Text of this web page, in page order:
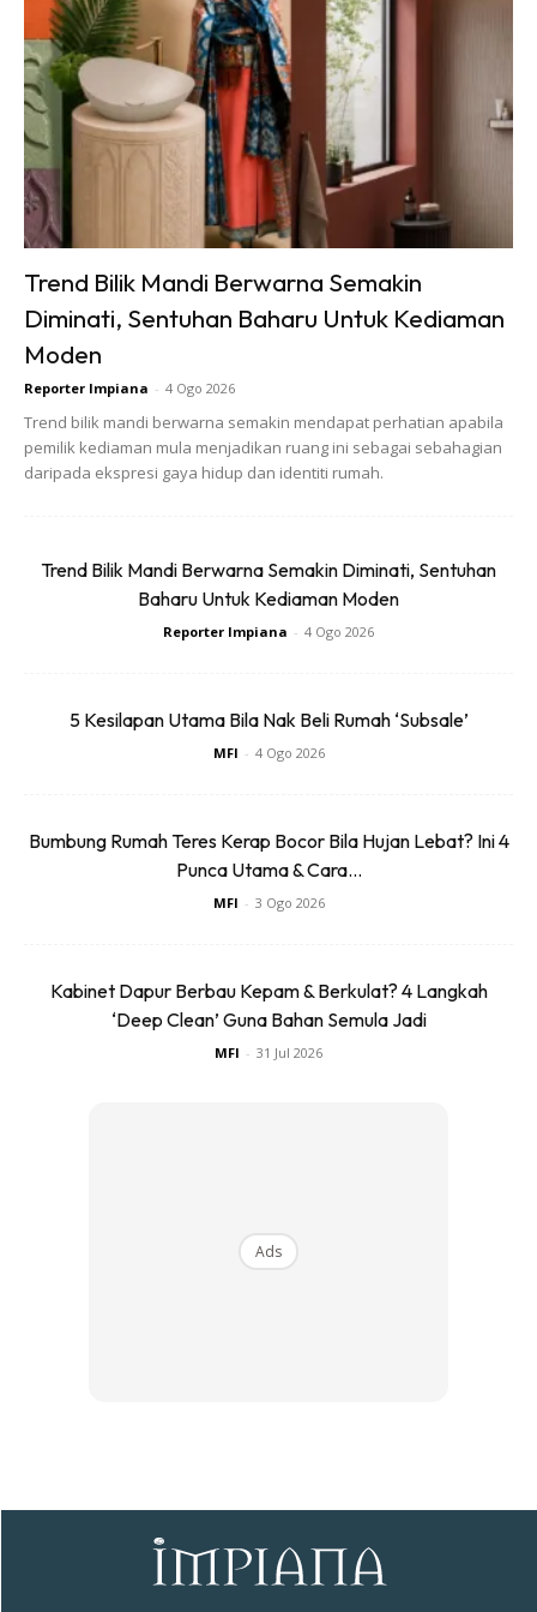
Trend Bilik Mandi Berwarna Semakin
Diminati, Sentuhan Baharu Untuk Kediaman
Moden
Reporter Impiana - 4 Ogo 2026
Trend bilik mandi berwarna semakin mendapat perhatian apabila
pemilik kediaman mula menjadikan ruang ini sebagai sebahagian
daripada ekspresi gaya hidup dan identiti rumah.
Trend Bilik Mandi Berwarna Semakin Diminati, Sentuhan
Baharu Untuk Kediaman Moden
Reporter Impiana - 4 Ogo 2026
5 Kesilapan Utama Bila Nak Beli Rumah ‘Subsale’
MFI - 4 Ogo 2026
Bumbung Rumah Teres Kerap Bocor Bila Hujan Lebat? Ini 4
Punca Utama & Cara...
MFI - 3 Ogo 2026
Kabinet Dapur Berbau Kepam & Berkulat? 4 Langkah
‘Deep Clean’ Guna Bahan Semula Jadi
MFI - 31 Jul 2026
Ads